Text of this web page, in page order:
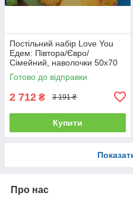
Постільний набір Love You
Едем: Півтора/Євро/
Сімейний, наволочки 50x70
полуторний
Готово до відправки
2 712 ₴ 3 191 ₴
Купити
Про нас